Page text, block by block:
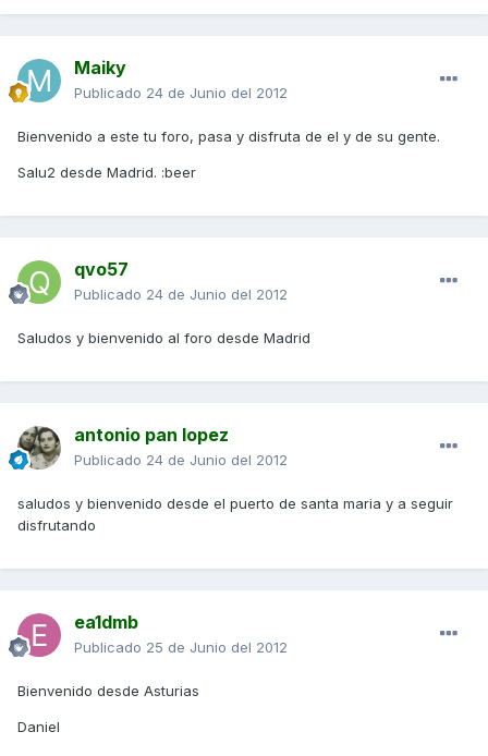
Maiky
Publicado 24 de Junio del 2012
Bienvenido a este tu foro, pasa y disfruta de el y de su gente.
Salu2 desde Madrid. :beer
qvo57
Publicado 24 de Junio del 2012
Saludos y bienvenido al foro desde Madrid
antonio pan lopez
Publicado 24 de Junio del 2012
saludos y bienvenido desde el puerto de santa maria y a seguir
disfrutando
ea1dmb
Publicado 25 de Junio del 2012
Bienvenido desde Asturias
Daniel